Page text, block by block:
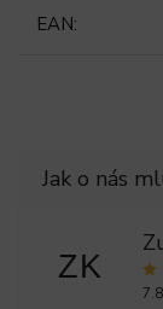
EAN:
ZK